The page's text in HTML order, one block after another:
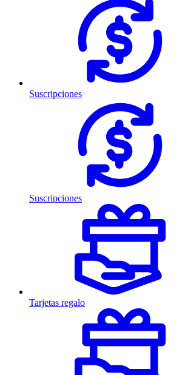
Suscripciones
Suscripciones
Tarjetas regalo